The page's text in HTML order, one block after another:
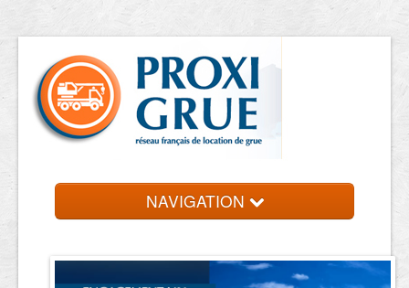
NAVIGATION